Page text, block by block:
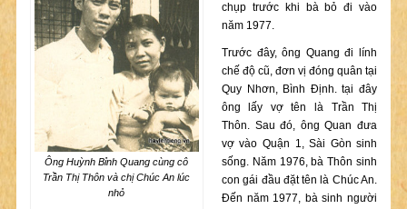
Ông Huỳnh Bỉnh Quang cùng cô
Trần Thị Thôn và chị Chúc An lúc
nhỏ
chụp trước khi bà bỏ đi vào
năm 1977.
Trước đây, ông Quang đi lính
chế độ cũ, đơn vị đóng quân tại
Quy Nhơn, Bình Định. tại đây
ông lấy vợ tên là Trần Thị
Thôn. Sau đó, ông Quan đưa
vợ vào Quận 1, Sài Gòn sinh
sống. Năm 1976, bà Thôn sinh
con gái đầu đặt tên là Chúc An.
Đến năm 1977, bà sinh người